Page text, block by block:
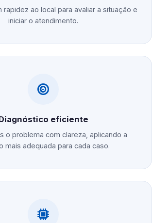
rapidez ao local para avaliar a situação e
iniciar o atendimento.
eficiente
o problema com clareza, aplicando a
mais adequada para cada caso.